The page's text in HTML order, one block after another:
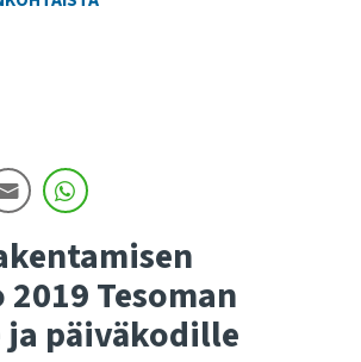
Tesoman
päiväkodille